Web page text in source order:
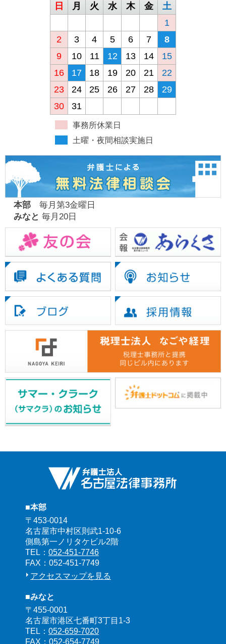
日
月 火 水 木 金
土
1
2
3 4 5 6 7
8
9
10 11 12 13 14
15
16
17 18 19 20 21
22
23
24 25 26 27 28
29
30
31
事務所休業日
土曜・夜間相談実施日
本部毎月第3金曜日
みなと 毎月20日
■本部
〒453-0014
名古屋市中村区則武1-10-6
側島第一ノリタケビル2階
TEL： 052-451-7746
FAX：052-451-7749
アクセスマップを見る
■みなと
〒455-0001
名古屋市港区七番町3丁目1-3
TEL： 052-659-7020
FAX：052-654-7749